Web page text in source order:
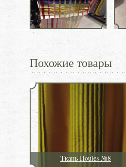
Похожие товары
Ткань Houles №8